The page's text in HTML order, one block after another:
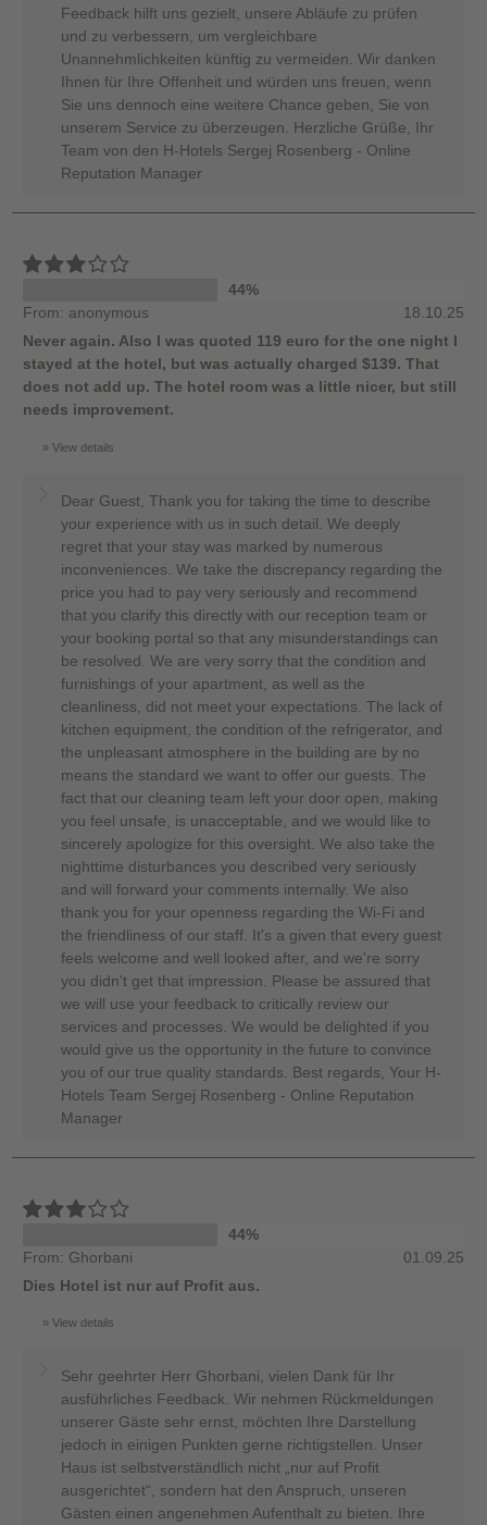
Feedback hilft uns gezielt, unsere Abläufe zu prüfen
und zu verbessern, um vergleichbare
Unannehmlichkeiten künftig zu vermeiden. Wir danken
Ihnen für Ihre Offenheit und würden uns freuen, wenn
Sie uns dennoch eine weitere Chance geben, Sie von
unserem Service zu überzeugen. Herzliche Grüße, Ihr
Team von den H-Hotels Sergej Rosenberg - Online
Reputation Manager
44%
From: anonymous
18.10.25
Never again. Also I was quoted 119 euro for the one night I
stayed at the hotel, but was actually charged $139. That
does not add up. The hotel room was a little nicer, but still
needs improvement.
View details
Dear Guest, Thank you for taking the time to describe
your experience with us in such detail. We deeply
regret that your stay was marked by numerous
inconveniences. We take the discrepancy regarding the
price you had to pay very seriously and recommend
that you clarify this directly with our reception team or
your booking portal so that any misunderstandings can
be resolved. We are very sorry that the condition and
furnishings of your apartment, as well as the
cleanliness, did not meet your expectations. The lack of
kitchen equipment, the condition of the refrigerator, and
the unpleasant atmosphere in the building are by no
means the standard we want to offer our guests. The
fact that our cleaning team left your door open, making
you feel unsafe, is unacceptable, and we would like to
sincerely apologize for this oversight. We also take the
nighttime disturbances you described very seriously
and will forward your comments internally. We also
thank you for your openness regarding the Wi-Fi and
the friendliness of our staff. It's a given that every guest
feels welcome and well looked after, and we're sorry
you didn't get that impression. Please be assured that
we will use your feedback to critically review our
services and processes. We would be delighted if you
would give us the opportunity in the future to convince
you of our true quality standards. Best regards, Your H-
Hotels Team Sergej Rosenberg - Online Reputation
Manager
44%
From: Ghorbani
01.09.25
Dies Hotel ist nur auf Profit aus.
View details
Sehr geehrter Herr Ghorbani, vielen Dank für Ihr
ausführliches Feedback. Wir nehmen Rückmeldungen
unserer Gäste sehr ernst, möchten Ihre Darstellung
jedoch in einigen Punkten gerne richtigstellen. Unser
Haus ist selbstverständlich nicht „nur auf Profit
ausgerichtet“, sondern hat den Anspruch, unseren
Gästen einen angenehmen Aufenthalt zu bieten. Ihre